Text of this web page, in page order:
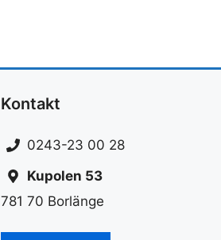
Kontakt
0243-23 00 28
Kupolen 53
781 70 Borlänge